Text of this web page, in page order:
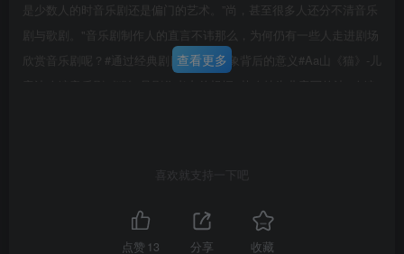
第6页 / 共78页
试读已结束，还剩
页，您可下载完整版后进行离
线阅读
是少数人的时音乐剧还是偏门的艺术。”尚，甚至很多人还分不清音乐
剧与歌剧。"音乐剧制作人的直言不讳那么，为何仍有一些人走进剧场
欣赏音乐剧呢？#通过经典剧目，发现现象背后的意义#Aa山《猫》-儿
童诗改编音乐剧《猫》是剧作者韦伯根据#艾略特为儿童写的诗#改编
查看更多
喜欢就支持一下吧
点赞 13 分享 收藏